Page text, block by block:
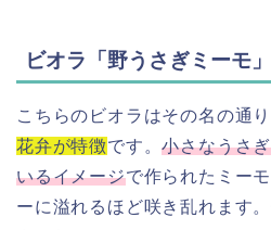
ビオラ「野うさぎミーモ」
こちらのビオラはその名の通り
花弁が特徴です。小さなうさ
いるイメージで作られたミー
ーに溢れるほど咲き乱れます